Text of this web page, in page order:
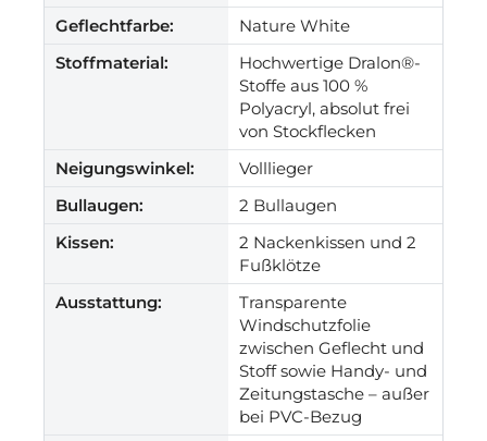
Geflechtfarbe:
Nature White
Stoffmaterial:
Hochwertige Dralon®-
Stoffe aus 100 %
Polyacryl, absolut frei
von Stockflecken
Neigungswinkel:
Volllieger
Bullaugen:
2 Bullaugen
Kissen:
2 Nackenkissen und 2
Fußklötze
Ausstattung:
Transparente
Windschutzfolie
zwischen Geflecht und
Stoff sowie Handy- und
Zeitungstasche – außer
bei PVC-Bezug